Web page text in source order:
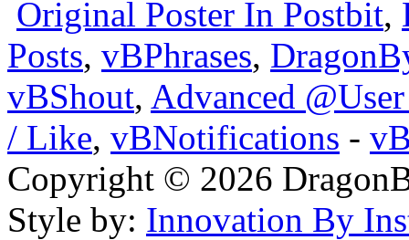
Original Poster In Postbit,
Posts, vBPhrases,
vBShout, Advanced
/ Like, vBNotifications -
Copyright © 2026
Style by: Innovation By